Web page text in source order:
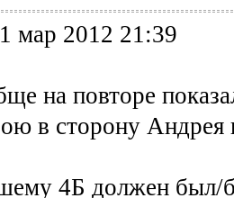
мар 2012 21:39
на повторе
в сторону Андрея
4Б должен был/